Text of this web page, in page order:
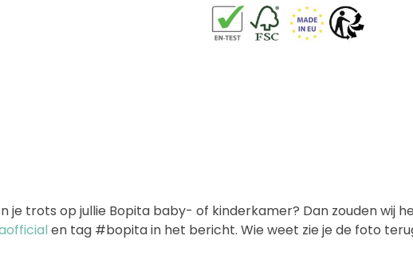
trots op jullie Bopita baby- of kinderkamer? Dan zouden wij
en tag #bopita in het bericht. Wie weet zie je de foto